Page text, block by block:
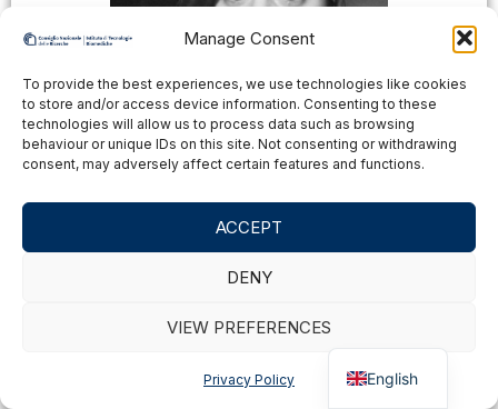
Manage Consent
To provide the best experiences, we use technologies like cookies
to store and/or access device information. Consenting to these
technologies will allow us to process data such as browsing
behaviour or unique IDs on this site. Not consenting or withdrawing
consent, may adversely affect certain features and functions.
ACCEPT
DENY
VIEW PREFERENCES
Privacy Policy
martinaesposito1@cnr.it
English